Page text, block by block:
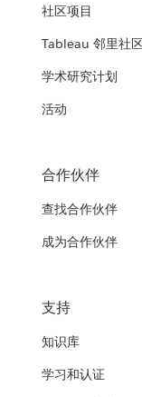
社区项目
Tableau 邻里社
学术研究计划
活动
合作伙伴
查找合作伙伴
成为合作伙伴
支持
知识库
学习和认证